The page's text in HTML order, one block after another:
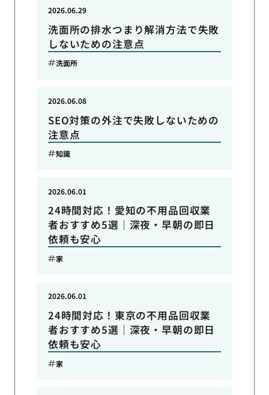
洗面所の排水つまり解消方法で失敗
しないための注意点
2026.06.29
洗面所
SEO対策の外注で失敗しないための
注意点
2026.06.08
知識
24時間対応！愛知の不用品回収業
者おすすめ5選｜深夜・早朝の即日
依頼も安心
2026.06.01
家
24時間対応！東京の不用品回収業
者おすすめ5選｜深夜・早朝の即日
依頼も安心
2026.06.01
家